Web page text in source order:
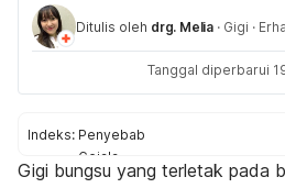
Ditulis oleh drg. Melia · Gigi ·
Tanggal diperbarui
Indeks: Penyebab
Gejala
Cara mengatasi
Gigi bungsu yang terletak pada